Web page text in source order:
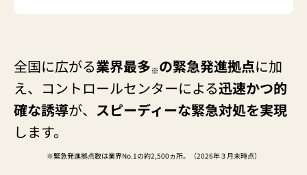
全国に広がる業界最多※の緊急発進拠点に加
え、 コントロールセンターによる迅速かつ的
確な誘導が、 スピーディーな緊急対処を実現
します。
※緊急発進拠点数は業界No.1の約2,500ヵ所。（2026年３月末時点）